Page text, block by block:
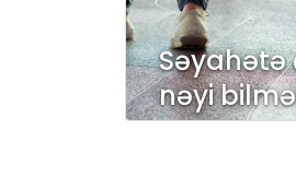
Səyahətə
nəyi